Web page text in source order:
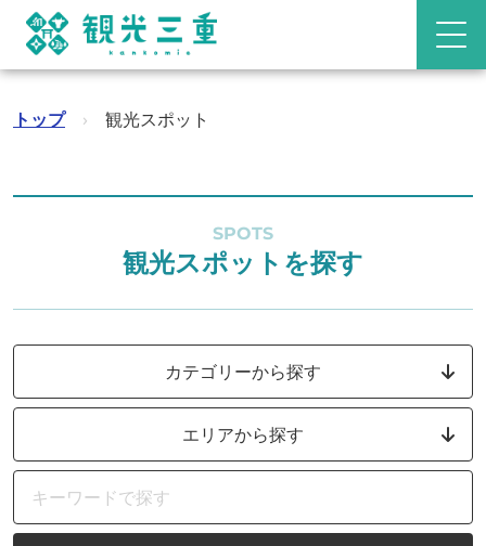
トップ › 観光スポット
SPOTS
観光スポットを探す
カテゴリーから探す
エリアから探す